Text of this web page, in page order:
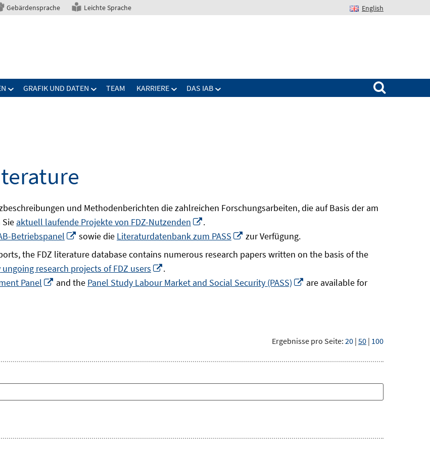
Gebärdensprache Leichte Sprache English
GRAFIK UND DATEN TEAM KARRIERE DAS IAB
Suchen nach:
und Methodenberichten die zahlreichen Forschungsarbeiten, die auf Basis der am
aktuell laufende Projekte von FDZ-Nutzenden
In
neuem
.
Betriebspanel
In
neuem
Fenster
öffnen
sowie die Literaturdatenbank zum PASS
In
öffnen
zur Verfügung.
the FDZ literature database contains numerous research papers written on the basis of the
research projects of FDZ users
In
neuem
.
Panel
In
and the Panel Study Labour Market and Social Security (PASS)
In
are available for
Ergebnisse pro Seite: 20 | 50 | 100